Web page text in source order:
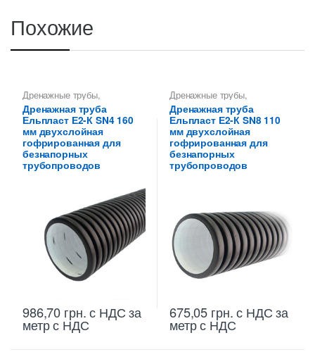
Похожие
Дренажные трубы,
Дренажные трубы 160 мм
Трубы дренажные
гофрированные
Дренажная труба
Ельпласт Е2-К SN4 160
мм двухслойная
гофрированная для
безнапорных
трубопроводов
986,70 грн.с НДС за
метр с НДС
Дренажные трубы,
Дренажные трубы 110 мм
Трубы дренажные
гофрированные
Дренажная труба
Ельпласт Е2-К SN8 110
мм двухслойная
гофрированная для
безнапорных
трубопроводов
675,05 грн.с НДС за
метр с НДС